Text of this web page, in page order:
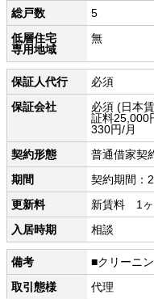
総戸数
5
低層住宅
専用地域
無
保証人代行
必須
保証会社
必須 (日本
証料25,000
330円/月
契約形態
普通借家契
期間
契約期間：
更新料
新賃料 1ヶ
入居時期
相談
備考
■クリーニ
取引態様
代理